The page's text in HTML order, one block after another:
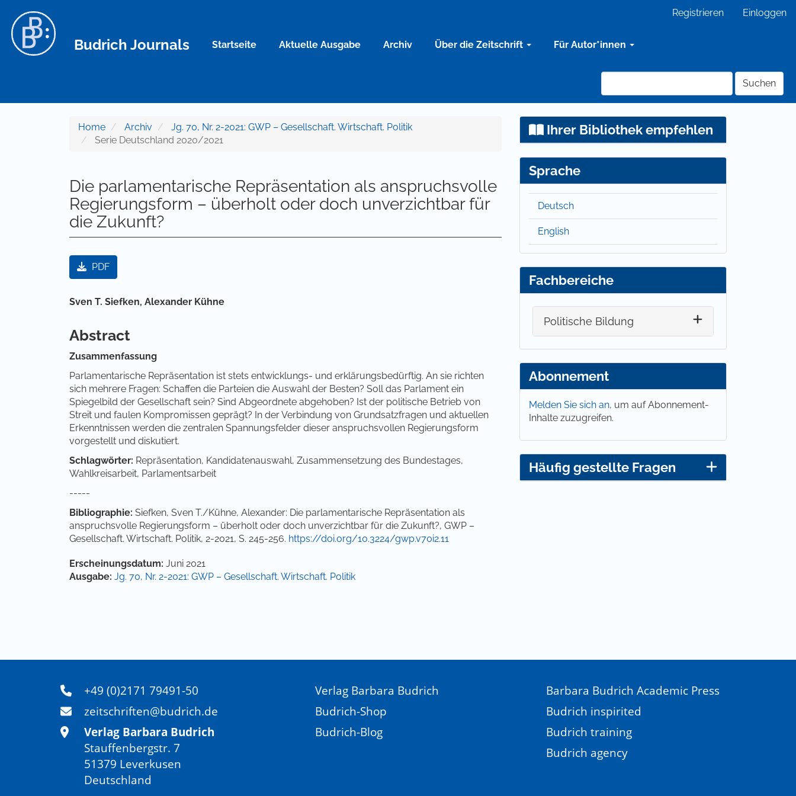
Hauptinhalt
Sidebar
Registrieren Einloggen
Budrich Journals Startseite Aktuelle Ausgabe Archiv Über die Zeitschrift Für Autor*innen
Suchen
Home Archiv
Jg. 70, Nr. 2-2021: GWP – Gesellschaft. Wirtschaft. Politik
Serie Deutschland 2020/2021
Die parlamentarische Repräsentation als anspruchsvolle
Regierungsform – überholt oder doch unverzichtbar für
die Zukunft?
Artikel-Sidebar
PDF
Hauptsächlicher Artikelinhalt
Sven T. Siefken, Alexander Kühne
Abstract
Zusammenfassung
Parlamentarische Repräsentation ist stets entwicklungs- und erklärungsbedürftig. An sie richten
sich mehrere Fragen: Schaffen die Parteien die Auswahl der Besten? Soll das Parlament ein
Spiegelbild der Gesellschaft sein? Sind Abgeordnete abgehoben? Ist der politische Betrieb von
Streit und faulen Kompromissen geprägt? In der Verbindung von Grundsatzfragen und aktuellen
Erkenntnissen werden die zentralen Spannungsfelder dieser anspruchsvollen Regierungsform
vorgestellt und diskutiert.
Schlagwörter: Repräsentation, Kandidatenauswahl, Zusammensetzung des Bundestages,
Wahlkreisarbeit, Parlamentsarbeit
-----
Bibliographie: Siefken, Sven T./Kühne, Alexander: Die parlamentarische Repräsentation als
anspruchsvolle Regierungsform – überholt oder doch unverzichtbar für die Zukunft?, GWP –
Gesellschaft. Wirtschaft. Politik, 2-2021, S. 245-256. https://doi.org/10.3224/gwp.v70i2.11
Artikel-Details
Erscheinungsdatum: Juni 2021
Ausgabe: Jg. 70, Nr. 2-2021: GWP – Gesellschaft. Wirtschaft. Politik
Ihrer Bibliothek empfehlen
Sprache
Deutsch
English
Fachbereiche
Politische Bildung
Abonnement
Melden Sie sich an, um auf Abonnement-
Inhalte zuzugreifen.
Häufig gestellte Fragen
+49 (0)2171 79491-50
zeitschriften@budrich.de
Verlag Barbara Budrich
Stauffenbergstr. 7
51379 Leverkusen
Deutschland
Verlag Barbara Budrich
Budrich-Shop
Budrich-Blog
Barbara Budrich Academic Press
Budrich inspirited
Budrich training
Budrich agency